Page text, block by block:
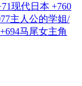
现代日本 +760
主人公的学姐/
+694马尾女主角